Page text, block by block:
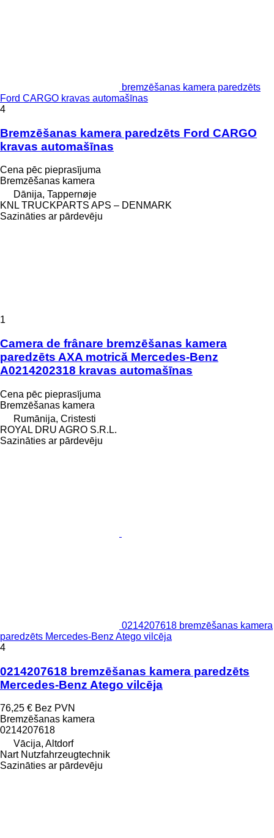
bremzēšanas kamera paredzēts
Ford CARGO kravas automašīnas
4
Bremzēšanas kamera paredzēts Ford CARGO
kravas automašīnas
Cena pēc pieprasījuma
Bremzēšanas kamera
Dānija, Tappernøje
KNL TRUCKPARTS APS – DENMARK
Sazināties ar pārdevēju
1
Camera de frânare bremzēšanas kamera
paredzēts AXA motrică Mercedes-Benz
A0214202318 kravas automašīnas
Cena pēc pieprasījuma
Bremzēšanas kamera
Rumānija, Cristesti
ROYAL DRU AGRO S.R.L.
Sazināties ar pārdevēju
0214207618 bremzēšanas kamera
paredzēts Mercedes-Benz Atego vilcēja
4
0214207618 bremzēšanas kamera paredzēts
Mercedes-Benz Atego vilcēja
76,25 € Bez PVN
Bremzēšanas kamera
0214207618
Vācija, Altdorf
Nart Nutzfahrzeugtechnik
Sazināties ar pārdevēju